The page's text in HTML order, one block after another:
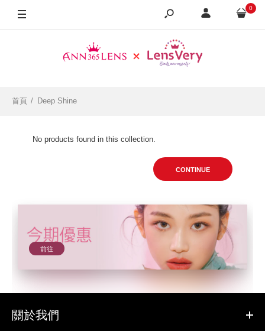
0
首頁 Deep Shine
No products found in this collection.
CONTINUE
前往
關於我們